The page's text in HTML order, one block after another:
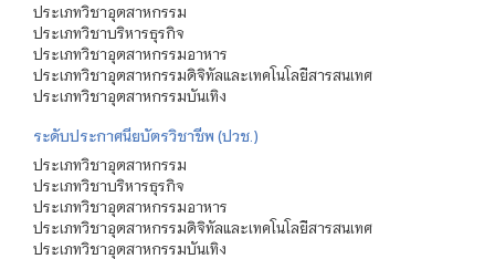
ประเภทวิชาอุตสาหกรรม
ประเภทวิชาบริหารธุรกิจ
ประเภทวิชาอุตสาหกรรมอาหาร
ประเภทวิชาอุตสาหกรรมดิจิทัลและเทคโนโลยีสารสนเทศ
ประเภทวิชาอุตสาหกรรมบันเทิง
ระดับประกาศนียบัตรวิชาชีพ (ปวช.)
ประเภทวิชาอุตสาหกรรม
ประเภทวิชาบริหารธุรกิจ
ประเภทวิชาอุตสาหกรรมอาหาร
ประเภทวิชาอุตสาหกรรมดิจิทัลและเทคโนโลยีสารสนเทศ
ประเภทวิชาอุตสาหกรรมบันเทิง